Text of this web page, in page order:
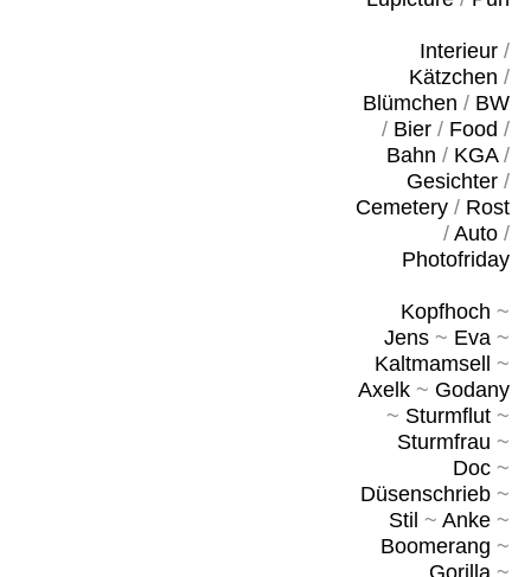
Interieur/
Kätzchen /
Blümchen / BW
/ Bier/ Food /
Bahn / KGA/
Gesichter/
Cemetery/ Rost
/ Auto/
Photofriday
Kopfhoch ~
Jens~ Eva~
Kaltmamsell
~
Axelk~ Godany
~ Sturmflut~
Sturmfrau ~
Doc~
Düsenschrieb~
Stil ~ Anke~
Boomerang ~
Gorilla~